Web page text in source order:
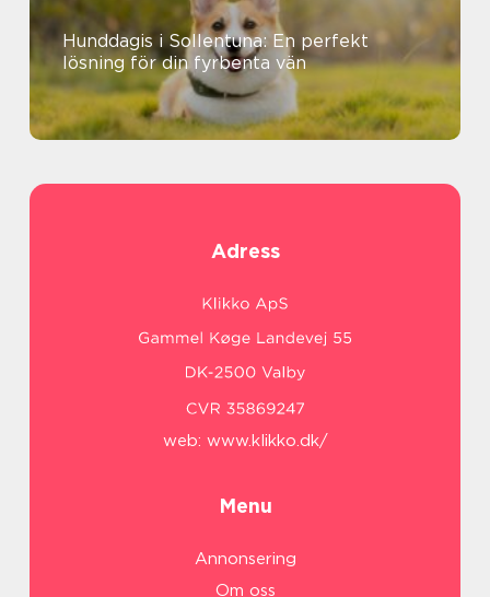
Hunddagis i Sollentuna: En perfekt
lösning för din fyrbenta vän
Adress
web: www.klikko.dk/
Menu
Annonsering
Om oss